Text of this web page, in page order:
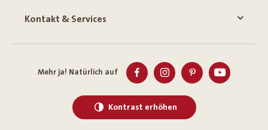
Kontakt & Services
Mehr ja! Natürlich auf
Kontrast erhöhen